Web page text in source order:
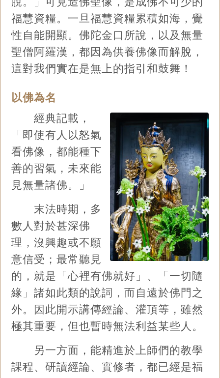
福慧資糧。一旦福慧資糧累積如海，覺
性自能開顯。佛陀金口所說，以及無量
聖僧阿羅漢，都因為供養佛像而解脫，
這對我們實在是無上的指引和鼓舞！
以佛為名
經典記載，
「即使有人以怒氣
看佛像，都能種下
善的習氣，未來能
見無量諸佛。」
末法時期，多
數人對於甚深佛
理，沒興趣或不願
意信受；最常聽見
的，就是「心裡有佛就好」、「一切隨
緣」諸如此類的說詞，而自遠於佛門之
外。因此開示講傳經論、灌頂等，雖然
極其重要，但也暫時無法利益某些人。
另一方面，能精進於上師們的教學
課程、研讀經論、實修者，都已經是福